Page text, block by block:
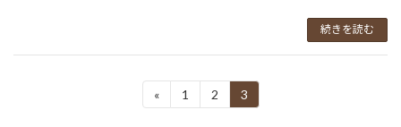
続きを読む
«
固
定
1
固
定
2
固
定
3